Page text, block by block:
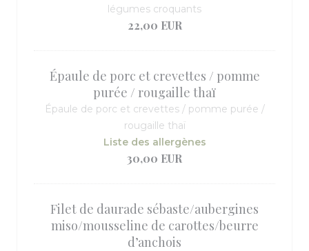
légumes croquants
22,00 EUR
Épaule de porc et crevettes / pomme
purée / rougaille thaï
Épaule de porc et crevettes / pomme purée /
rougaille thaï
Liste des allergènes
30,00 EUR
Filet de daurade sébaste/aubergines
miso/mousseline de carottes/beurre
d’anchois